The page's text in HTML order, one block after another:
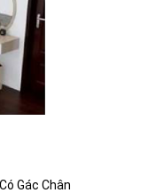
Gác Chân